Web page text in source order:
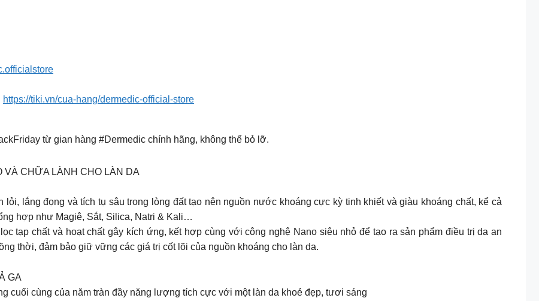
https://tiki.vn/cua-hang/dermedic-official-store
từ gian hàng #Dermedic chính hãng, không thể bỏ lỡ.
CHỮA LÀNH CHO LÀN DA
lắng đọng và tích tụ sâu trong lòng đất tạo nên nguồn nước khoáng cực kỳ tinh khiết và giàu khoáng chất, kể cả
hợp như Magiê, Sắt, Silica, Natri & Kali…
tạp chất và hoạt chất gây kích ứng, kết hợp cùng với công nghệ Nano siêu nhỏ để tạo ra sản phẩm điều trị da an
thời, đảm bảo giữ vững các giá trị cốt lõi của nguồn khoáng cho làn da.
GA
cuối cùng của năm tràn đầy năng lượng tích cực với một làn da khoẻ đẹp, tươi sáng